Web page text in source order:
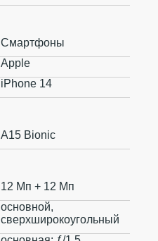
Смартфоны
Apple
iPhone 14
A15 Bionic
12 Мп + 12 Мп
основной,
сверхширокоугольный